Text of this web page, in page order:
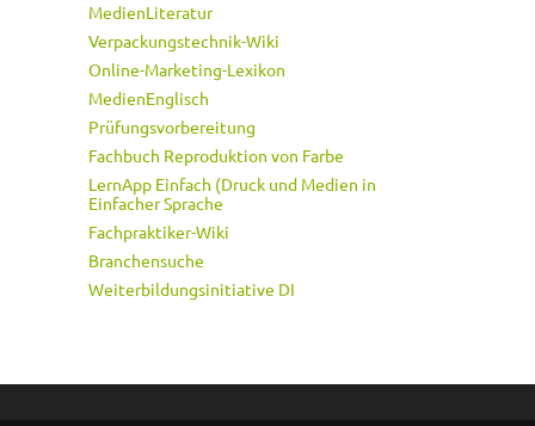
MedienLiteratur
Verpackungstechnik-Wiki
Online-Marketing-Lexikon
MedienEnglisch
Prüfungsvorbereitung
Fachbuch Reproduktion von Farbe
LernApp Einfach (Druck und Medien in
Einfacher Sprache
Fachpraktiker-Wiki
Branchensuche
Weiterbildungsinitiative DI